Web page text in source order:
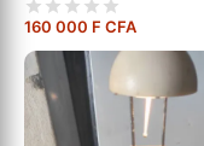
160 000 F CFA